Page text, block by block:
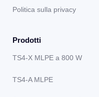
Politica sulla privacy
Prodotti
TS4-X MLPE a 800 W
TS4-A MLPE